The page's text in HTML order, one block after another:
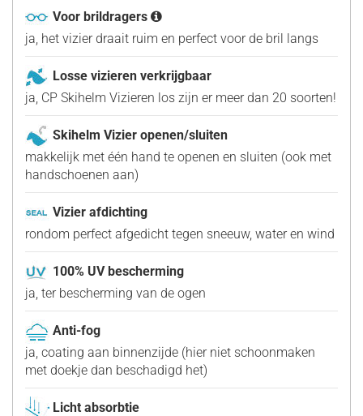
Voor brildragers
ja, het vizier draait ruim en perfect voor de bril langs
Losse vizieren verkrijgbaar
ja, CP Skihelm Vizieren los zijn er meer dan 20 soorten!
Skihelm Vizier openen/sluiten
makkelijk met één hand te openen en sluiten (ook met
handschoenen aan)
Vizier afdichting
rondom perfect afgedicht tegen sneeuw, water en wind
100% UV bescherming
ja, ter bescherming van de ogen
Anti-fog
ja, coating aan binnenzijde (hier niet schoonmaken
met doekje dan beschadigd het)
Licht absorbtie